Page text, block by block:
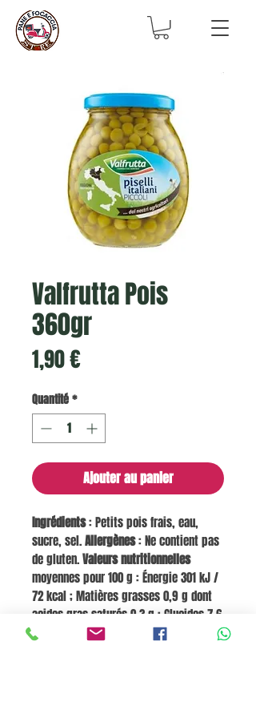
Valfrutta Pois
360gr
1,90 €Prix
Quantité*
Ajouter au panier
Ingrédients: Petits pois frais, eau,
sucre, sel.Allergènes: Ne contient pas
de gluten.Valeurs nutritionnelles
moyennes pour 100 g : Énergie 301 kJ /
72 kcal ; Matières grasses 0,9 g dont
acides gras saturés 0,3 g ; Glucides 7,6
g dont sucres 2,4 g ; Fibres 6,9 g ;